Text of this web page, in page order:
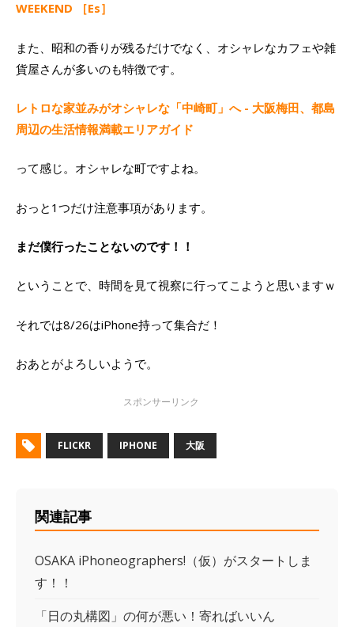
WEEKEND ［Es］
また、昭和の香りが残るだけでなく、オシャレなカフェや雑
貨屋さんが多いのも特徴です。
レトロな家並みがオシャレな「中崎町」へ - 大阪梅田、都島
周辺の生活情報満載エリアガイド
って感じ。オシャレな町ですよね。
おっと1つだけ注意事項があります。
まだ僕行ったことないのです！！
ということで、時間を見て視察に行ってこようと思いますｗ
それでは8/26はiPhone持って集合だ！
おあとがよろしいようで。
FLICKR IPHONE 大阪
関連記事
OSAKA iPhoneographers!（仮）がスタートしま
す！！
「日の丸構図」の何が悪い！寄ればいいん